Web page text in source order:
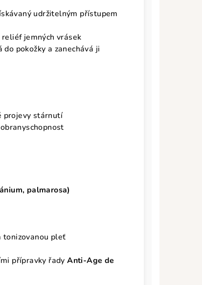
udržitelným přístupem
jemných vrásek
pokožky a zanechává ji
projevy stárnutí
palmarosa)
tonizovanou pleť
přípravky řadyAnti-Age de